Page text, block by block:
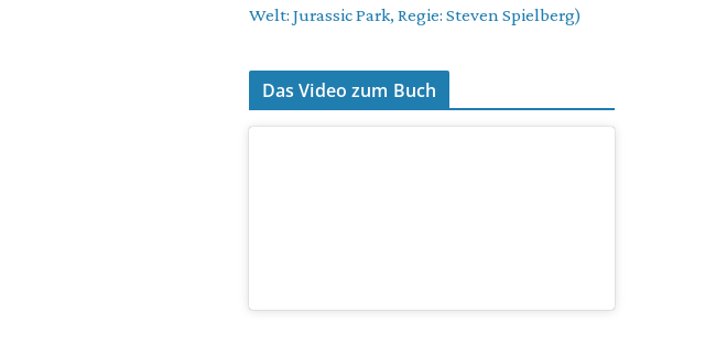
Welt: Jurassic Park, Regie: Steven Spielberg)
Das Video zum Buch